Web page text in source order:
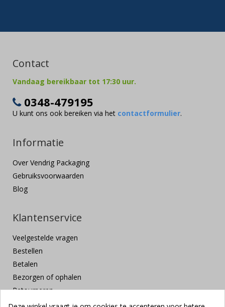
Contact
Vandaag bereikbaar tot 17:30 uur.
0348-479195
U kunt ons ook bereiken via het contactformulier.
Informatie
Over Vendrig Packaging
Gebruiksvoorwaarden
Blog
Klantenservice
Veelgestelde vragen
Bestellen
Betalen
Bezorgen of ophalen
Retourneren
Klachten en suggesties